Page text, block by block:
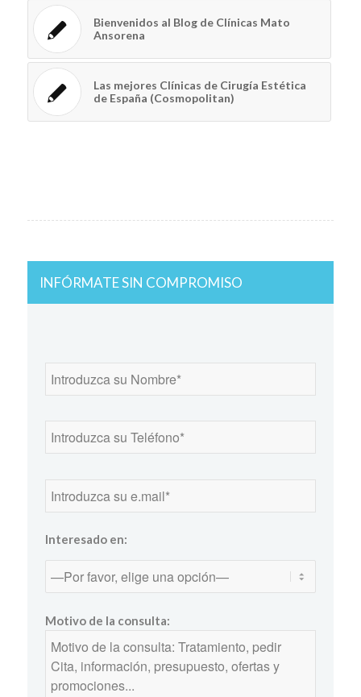
Bienvenidos al Blog de Clínicas Mato
Ansorena
Las mejores Clínicas de Cirugía Estética
de España (Cosmopolitan)
INFÓRMATE SIN COMPROMISO
Interesado en:
Motivo de la consulta: